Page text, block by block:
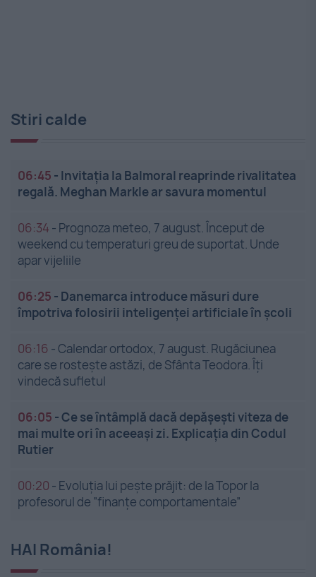
Stiri calde
06:45 - Invitația la Balmoral reaprinde rivalitatea
regală. Meghan Markle ar savura momentul
06:34 - Prognoza meteo, 7 august. Început de
weekend cu temperaturi greu de suportat. Unde
apar vijeliile
06:25 - Danemarca introduce măsuri dure
împotriva folosirii inteligenței artificiale în școli
06:16 -Calendar ortodox, 7 august. Rugăciunea
care se rostește astăzi, de Sfânta Teodora. Îți
vindecă sufletul
06:05 -Ce se întâmplă dacă depășești viteza de
mai multe ori în aceeași zi. Explicația din Codul
Rutier
00:20 - Evoluția lui pește prăjit: de la Topor la
profesorul de ”finanțe comportamentale”
HAI România!